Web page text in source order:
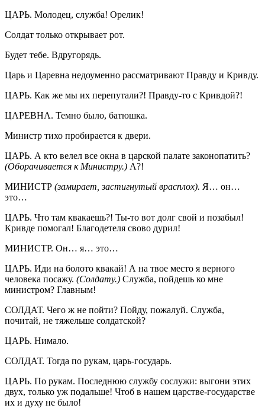
ЦАРЬ. Молодец, служба! Орелик!
Солдат только открывает рот.
Будет тебе. Вдругорядь.
Царь и Царевна недоуменно рассматривают Правду и Кривду.
ЦАРЬ. Как же мы их перепутали?! Правду-то с Кривдой?!
ЦАРЕВНА. Темно было, батюшка.
Министр тихо пробирается к двери.
ЦАРЬ. А кто велел все окна в царской палате законопатить?
(Оборачивается к Министру.) А?!
МИНИСТР (замирает, застигнутый врасплох). Я… он…
это…
ЦАРЬ. Что там квакаешь?! Ты-то вот долг свой и позабыл!
Кривде помогал! Благодетеля свово дурил!
МИНИСТР. Он… я… это…
ЦАРЬ. Иди на болото квакай! А на твое место я верного
человека посажу. (Солдату.) Служба, пойдешь ко мне
министром? Главным!
СОЛДАТ. Чего ж не пойти? Пойду, пожалуй. Служба,
почитай, не тяжельше солдатской?
ЦАРЬ. Нимало.
СОЛДАТ. Тогда по рукам, царь-государь.
ЦАРЬ. По рукам. Последнюю службу сослужи: выгони этих
двух, только уж подальше! Чтоб в нашем царстве-государстве
их и духу не было!